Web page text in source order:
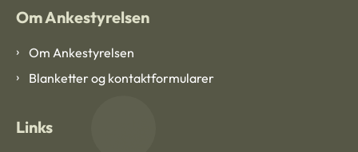
Om Ankestyrelsen
Om Ankestyrelsen
Blanketter og kontaktformularer
Links